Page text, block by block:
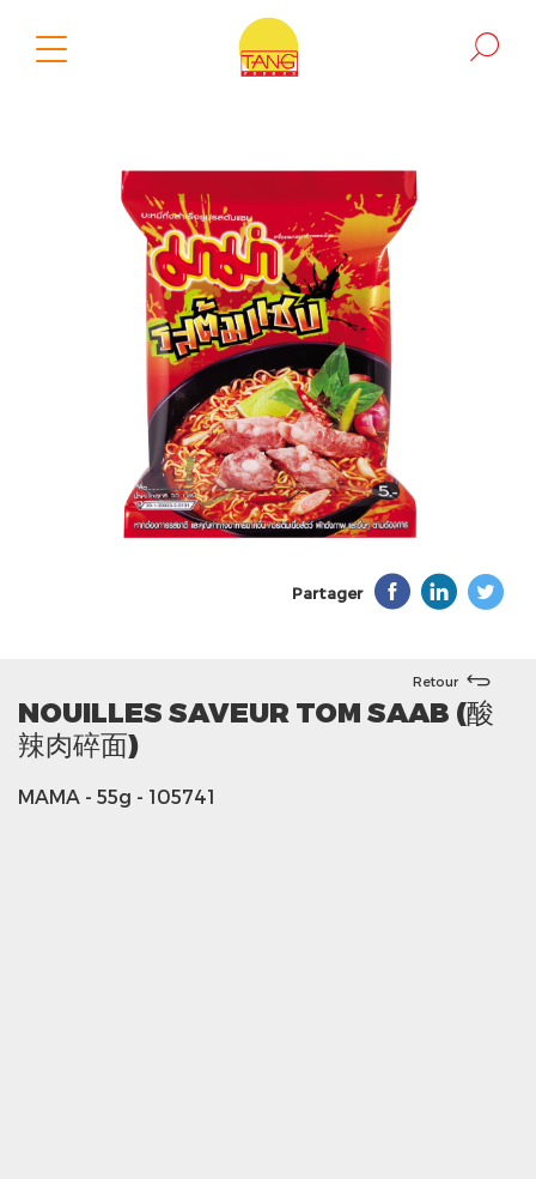
Partager
Retour
NOUILLES SAVEUR TOM SAAB (酸
辣肉碎面)
MAMA - 55g - 105741